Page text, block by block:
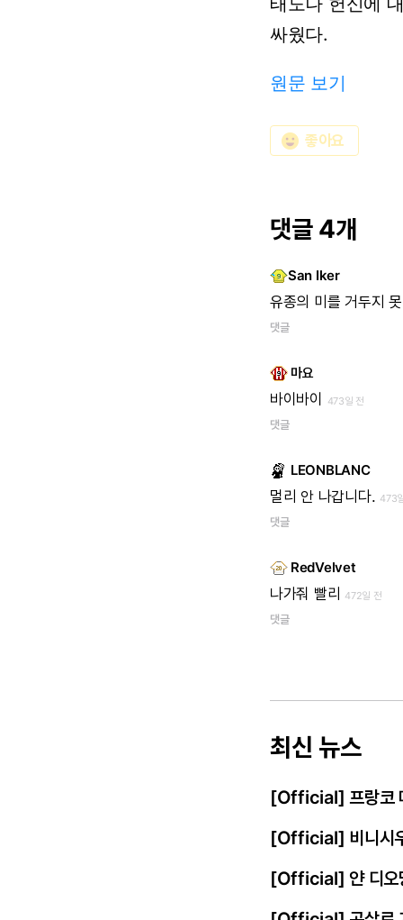
싸웠다.
원문 보기
emoji_emotions 좋아요
댓글 4개
San Iker
유종의 미를 거두지
댓글
마요
바이바이 473일 전
댓글
LEONBLANC
멀리 안 나갑니다. 473
댓글
RedVelvet
나가줘 빨리 472일 전
댓글
최신 뉴스
[Official] 프랑코
[Official] 비니시
[Official] 얀 디오